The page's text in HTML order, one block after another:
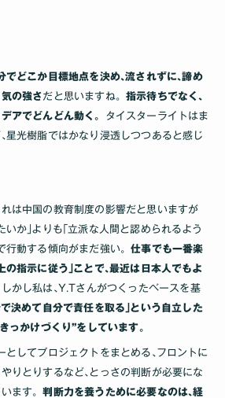
でどこか目標地点を決め､流されずに､諦め
の強さだと思いますね。 指示待ちでなく､
アでどんどん動く。
タイスターライトはま
星光樹脂ではかなり浸透しつつあると感じ
は中国の教育制度の影響だと思いますが
いか｣よりも｢立派な人間と認められるよう
行動する傾向がまだ強い。仕事でも一番楽
の指示に従う｣ことで､最近は日本人でもよ
しかし私は､Y.Tさんがつくったベースを基
決めて自分で責任を取る｣という自立した
っかけづくり”をしています｡
としてプロジェクトをまとめる､フロントに
りとりするなど､とっさの判断が必要にな
ます。判断力を養うために必要なのは､経